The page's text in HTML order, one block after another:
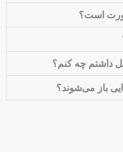
است؟
داشتم چه کنم؟
باز می‌شوند؟